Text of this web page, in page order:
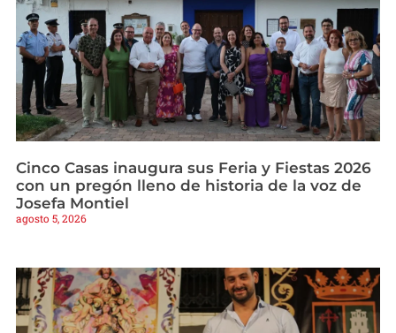
Cinco Casas inaugura sus Feria y Fiestas 2026
con un pregón lleno de historia de la voz de
Josefa Montiel
agosto 5, 2026